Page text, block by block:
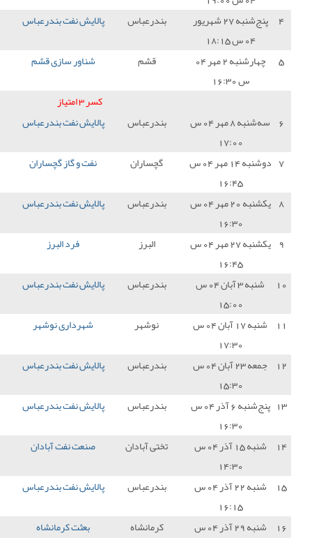
پالایش نفت بندرعباس 0 - 1 هوادار تهران
شناور سازی قشم 0 - 0 پالایش نفت بندرعباس
پالایش نفت بندرعباس 0 - 0 مس شهربابک
نفت و گاز گچساران 0 - 2 پالایش نفت بندرعباس
پالایش نفت بندرعباس 1 - 0 مس سونگون
فرد البرز 1 - 1 پالایش نفت بندرعباس
پالایش نفت بندرعباس 1 - 1 پارس جنوبی جم
شهرداری نوشهر 1 - 1 پالایش نفت بندرعباس
پالایش نفت بندرعباس 1 - 1 آریو اسلامشهر
پالایش نفت بندرعباس 2 - 1 نود ارومیه
آبادان صنعت نفت آبادان 2 - 1 پالایش نفت بندرعباس
پالایش نفت بندرعباس 0 - 0 مس کرمان
بعثت کرمانشاه 1 - 1 پالایش نفت بندرعباس